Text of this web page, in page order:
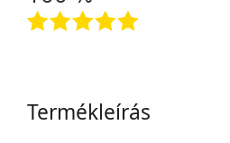
Termékleírás